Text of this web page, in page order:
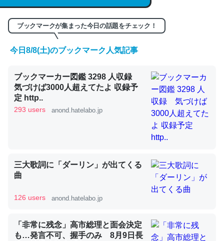
─GPTの仕組みと限界についての考察（１） - conceptualization
くらい。小説でいう「ずっと前の伏線」は回収されないけ
ど、短期記憶というには多い分量。進化すればするほど分
かりやすく強くなりそう
─GPTの仕組みと限界についての考察（１） - conceptualization
昆虫ってカルシウム少ないのか。知らんかった。調べたら
コオロギのカルシウム分はエビの600分の1程度。
ブックマークが集まった今日の話題をチェック！
今日8/8(土)のブックマーク人気記事
ブックマーカー図鑑 3298 人収録
気づけば3000人超えてたよ 収録予
定 http..
293 users anond.hatelabo.jp
三大歌詞に「ダーリン」が出てくる
曲
126 users anond.hatelabo.jp
「非常に残念」高市総理と面会決定
も…発言不可、握手のみ 8月9日長